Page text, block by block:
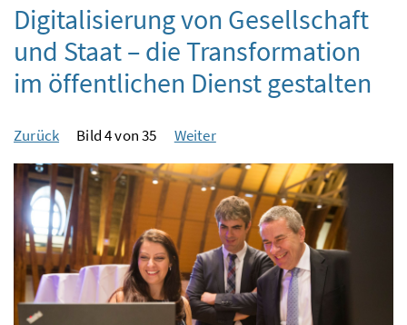
Digitalisierung von Gesellschaft
und Staat – die Transformation
im öffentlichen Dienst gestalten
Zurück Bild 4 von 35 Weiter